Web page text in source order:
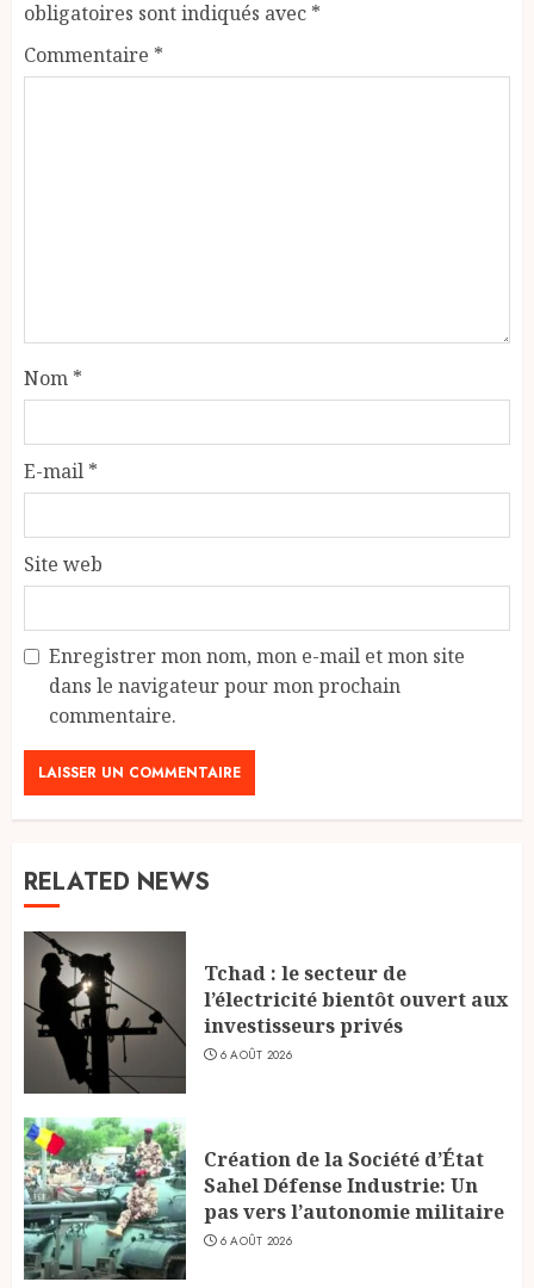
obligatoires sont indiqués avec *
Commentaire *
Nom *
E-mail *
Site web
Enregistrer mon nom, mon e-mail et mon site
dans le navigateur pour mon prochain
commentaire.
RELATED NEWS
Tchad : le secteur de
l’électricité bientôt ouvert aux
investisseurs privés
6 AOÛT 2026
Création de la Société d’État
Sahel Défense Industrie: Un
pas vers l’autonomie militaire
6 AOÛT 2026